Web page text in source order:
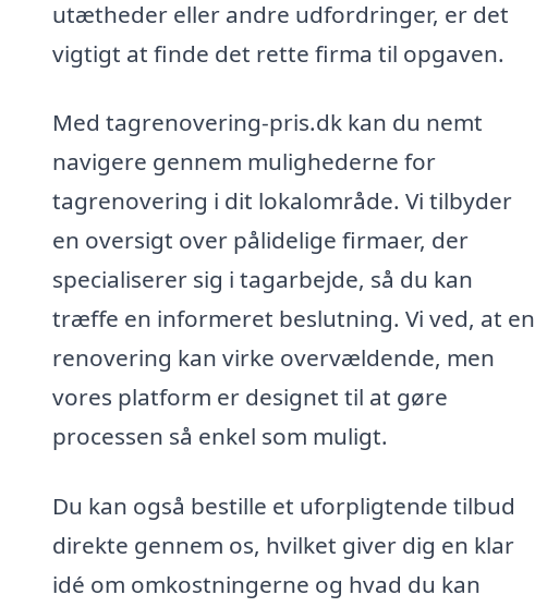
utætheder eller andre udfordringer, er det
vigtigt at finde det rette firma til opgaven.
Med tagrenovering-pris.dk kan du nemt
navigere gennem mulighederne for
tagrenovering i dit lokalområde. Vi tilbyder
en oversigt over pålidelige firmaer, der
specialiserer sig i tagarbejde, så du kan
træffe en informeret beslutning. Vi ved, at en
renovering kan virke overvældende, men
vores platform er designet til at gøre
processen så enkel som muligt.
Du kan også bestille et uforpligtende tilbud
direkte gennem os, hvilket giver dig en klar
idé om omkostningerne og hvad du kan